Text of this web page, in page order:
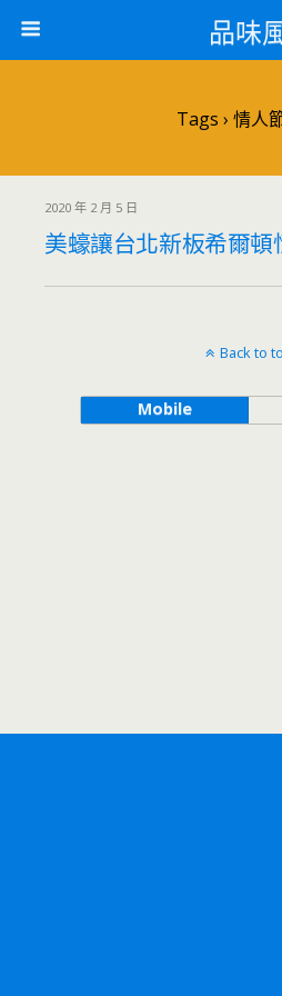
品味
Tags › 情人
2020 年 2 月 5 日
美蠔讓台北新板希爾頓
Back to
Mobile